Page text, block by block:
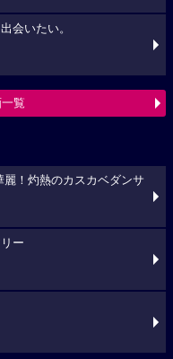
会いたい。
覧
！灼熱のカスカベダンサ
ー